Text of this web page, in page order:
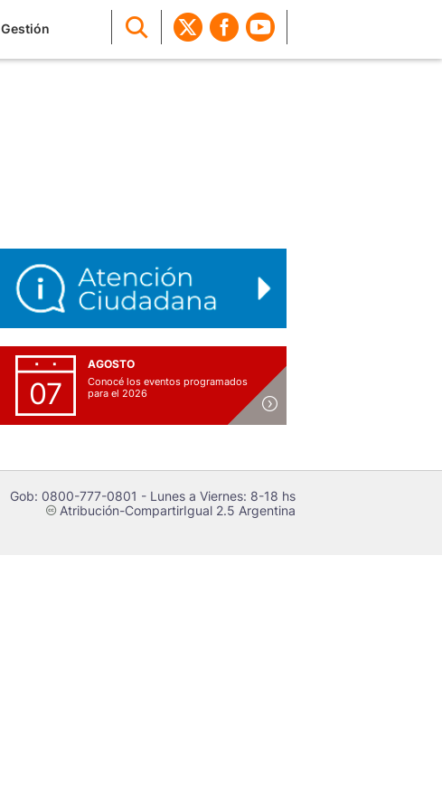
Gestión
07
AGOSTO
Conocé los eventos programados
para el 2026
Gob: 0800-777-0801 - Lunes a Viernes: 8-18 hs
cAtribución-CompartirIgual 2.5 Argentina